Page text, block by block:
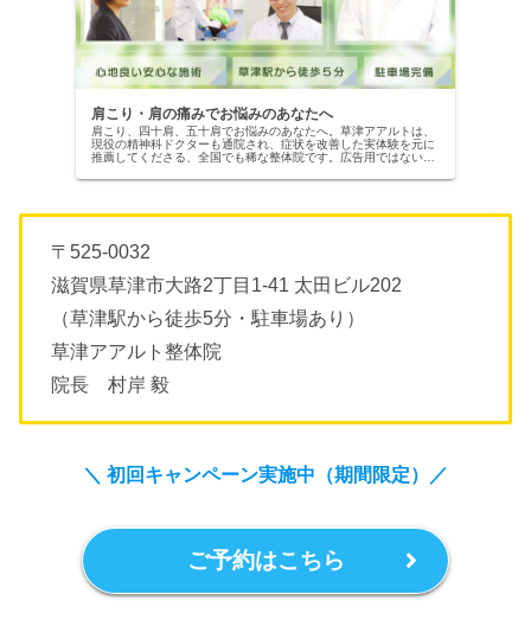
肩こり・肩の痛みでお悩みのあなたへ
肩こり、四十肩、五十肩でお悩みのあなたへ。草津アアルトは、
現役の精神科ドクターも通院され、症状を改善した実体験を元に
推薦してくださる、全国でも稀な整体院です。広告用ではない、
せんか？
〒525-0032
滋賀県草津市大路2丁目1-41 太田ビル202
（草津駅から徒歩5分・駐車場あり）
草津アアルト整体院
院長 村岸 毅
＼ 初回キャンペーン実施中（期間限定） ／
ご予約はこちら